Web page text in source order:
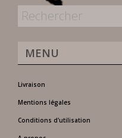
MENU
Livraison
Mentions légales
Conditions d'utilisation